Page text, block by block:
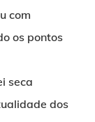
com
os pontos
seca
dos